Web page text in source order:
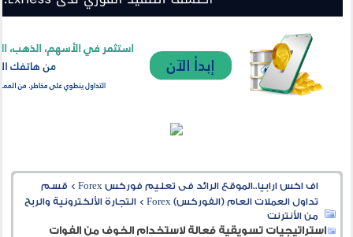
اف اكس ارابيا..الموقع الرائد فى تعليم فوركس Forex > قسم
تداول العملات العام (الفوركس) Forex
>التجارة الألكترونية والربح
من الأنترنت
استراتيجيات تسويقية فعالة لاستخدام الخوف من الفوات